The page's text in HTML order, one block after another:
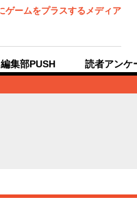
ゲームをプラスするメディア
編集部PUSH 読者アンケ